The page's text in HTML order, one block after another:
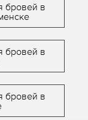
бровей в
бровей в
бровей в